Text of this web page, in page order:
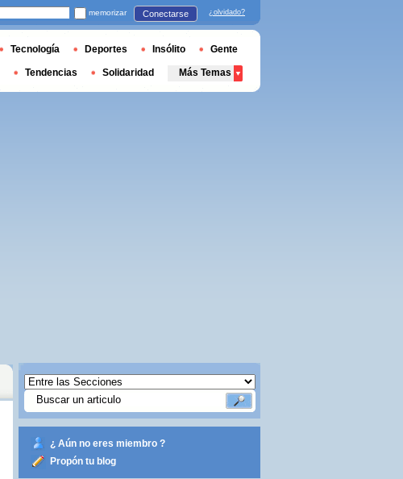
¿ Aún no eres miembro ?
Propón tu blog
memorizar Conectarse ¿olvidado?
Tecnología Deportes Insólito Gente
Tendencias Solidaridad Más Temas